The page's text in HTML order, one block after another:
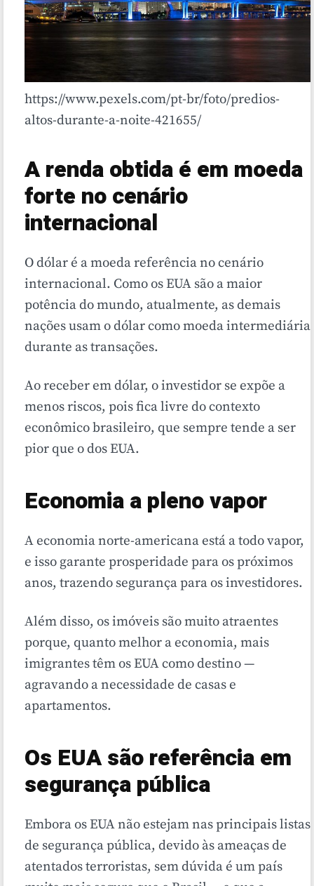
https://www.pexels.com/pt-br/foto/predios-
altos-durante-a-noite-421655/
A renda obtida é em moeda
forte no cenário
internacional
O dólar é a moeda referência no cenário
internacional. Como os EUA são a maior
potência do mundo, atualmente, as demais
nações usam o dólar como moeda intermediária
durante as transações.
Ao receber em dólar, o investidor se expõe a
menos riscos, pois fica livre do contexto
econômico brasileiro, que sempre tende a ser
pior que o dos EUA.
Economia a pleno vapor
A economia norte-americana está a todo vapor,
e isso garante prosperidade para os próximos
anos, trazendo segurança para os investidores.
Além disso, os imóveis são muito atraentes
porque, quanto melhor a economia, mais
imigrantes têm os EUA como destino —
agravando a necessidade de casas e
apartamentos.
Os EUA são referência em
segurança pública
Embora os EUA não estejam nas principais listas
de segurança pública, devido às ameaças de
atentados terroristas, sem dúvida é um país